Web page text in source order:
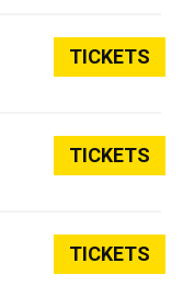
TICKETS
TICKETS
TICKETS